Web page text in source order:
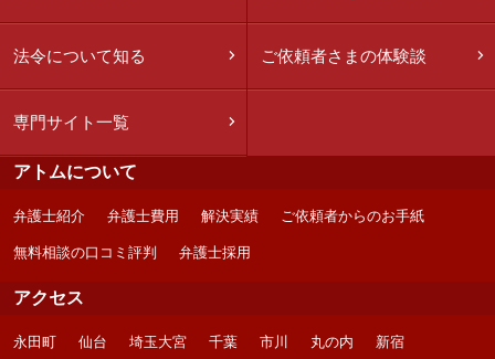
法令について知る ご依頼者さまの体験談
専門サイト一覧
アトムについて
弁護士紹介 弁護士費用 解決実績 ご依頼者からのお手紙
無料相談の口コミ評判 弁護士採用
アクセス
永田町 仙台 埼玉大宮 千葉 市川 丸の内 新宿